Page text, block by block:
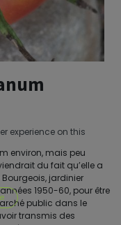
environ, mais peu
du fait qu’elle a
jardinier
1950-60, pour être
public dans le
transmis des
experience on this